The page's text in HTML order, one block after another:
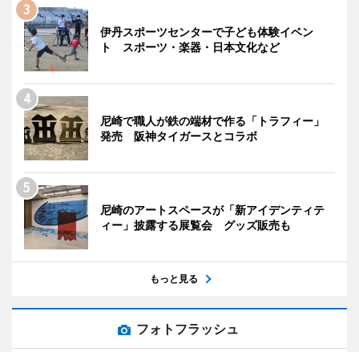
伊丹スポーツセンターで子ども体験イベン
ト スポーツ・楽器・日本文化など
尼崎で職人が鉄の端材で作る「トラフィー」
発売 阪神タイガースとコラボ
尼崎のアートスペースが「新アイデンティテ
ィー」披露する展覧会 グッズ販売も
もっと見る
フォトフラッシュ